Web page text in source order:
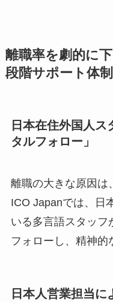
離職率を劇的に
段階サポート体
日本在住外国人ス
タルフォロー」
離職の大きな原因は
ICO Japanでは、日
いる多言語スタッフ
フォローし、精神的
日本人営業担当に